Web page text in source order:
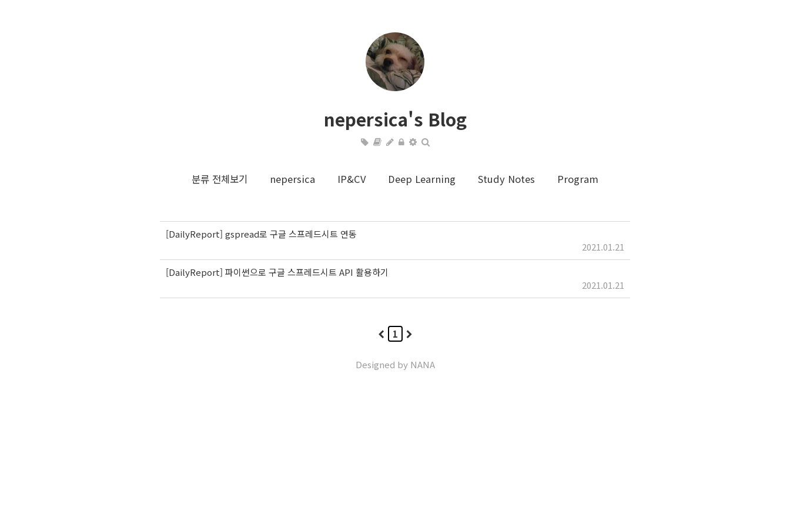
nepersica's Blog
분류 전체보기 nepersica IP&CV Deep Learning Study Notes Program
[DailyReport] gspread로 구글 스프레드시트 연동
2021.01.21
[DailyReport] 파이썬으로 구글 스프레드시트 API 활용하기
2021.01.21
1
Designed by NANA